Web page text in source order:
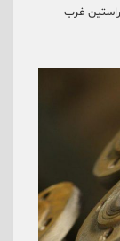
غرب